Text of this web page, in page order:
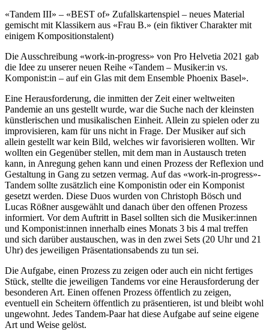
«Tandem III» – «BEST of» Zufallskartenspiel – neues Material
gemischt mit Klassikern aus «Frau B.» (ein fiktiver Charakter mit
einigem Kompositionstalent)
Die Ausschreibung «work-in-progress» von Pro Helvetia 2021 gab
die Idee zu unserer neuen Reihe «Tandem – Musiker:in vs.
Komponist:in – auf ein Glas mit dem Ensemble Phoenix Basel».
Eine Herausforderung, die inmitten der Zeit einer weltweiten
Pandemie an uns gestellt wurde, war die Suche nach der kleinsten
künstlerischen und musikalischen Einheit. Allein zu spielen oder zu
improvisieren, kam für uns nicht in Frage. Der Musiker auf sich
allein gestellt war kein Bild, welches wir favorisieren wollten. Wir
wollten ein Gegenüber stellen, mit dem man in Austausch treten
kann, in Anregung gehen kann und einen Prozess der Reflexion und
Gestaltung in Gang zu setzen vermag. Auf das «work-in-progress»-
Tandem sollte zusätzlich eine Komponistin oder ein Komponist
gesetzt werden. Diese Duos wurden von Christoph Bösch und
Lucas Rößner ausgewählt und danach über den offenen Prozess
informiert. Vor dem Auftritt in Basel sollten sich die Musiker:innen
und Komponist:innen innerhalb eines Monats 3 bis 4 mal treffen
und sich darüber austauschen, was in den zwei Sets (20 Uhr und 21
Uhr) des jeweiligen Präsentationsabends zu tun sei.
Die Aufgabe, einen Prozess zu zeigen oder auch ein nicht fertiges
Stück, stellte die jeweiligen Tandems vor eine Herausforderung der
besonderen Art. Einen offenen Prozess öffentlich zu zeigen,
eventuell ein Scheitern öffentlich zu präsentieren, ist und bleibt wohl
ungewohnt. Jedes Tandem-Paar hat diese Aufgabe auf seine eigene
Art und Weise gelöst.